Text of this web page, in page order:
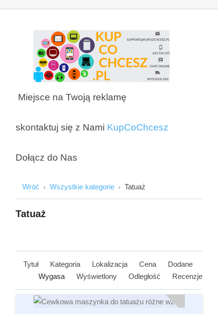
Miejsce na Twoją reklamę
skontaktuj się z Nami KupCoChcesz
Dołącz do Nas
Wróć Wszystkie kategorie Tatuaż
Tatuaż
Tytuł Kategoria Lokalizacja Cena
Dodane
Wygasa
Wyświetlony Odległość Recenzje